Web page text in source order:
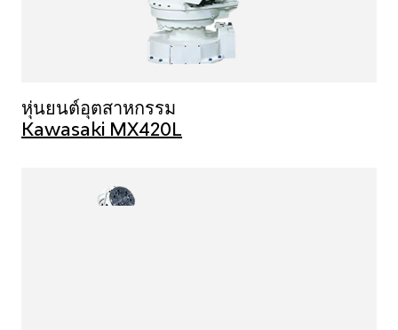
หุ่นยนต์อุตสาหกรรม
Kawasaki MX420L